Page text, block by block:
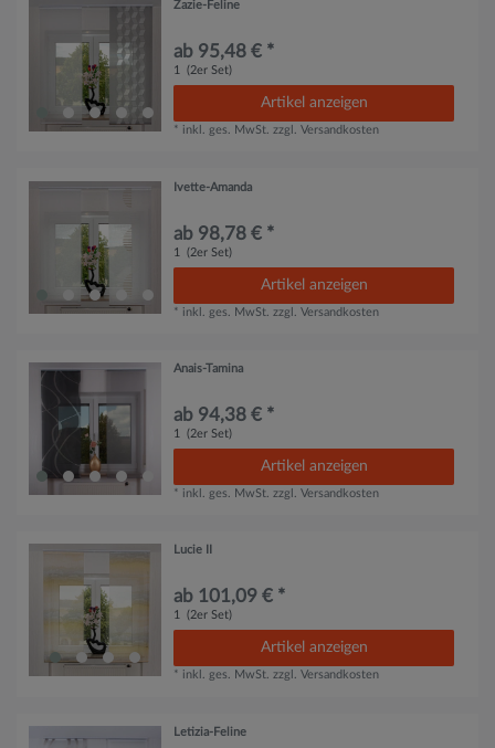
Zazie-Feline
ab 95,48 € *
1 (2er Set)
Artikel anzeigen
* inkl. ges. MwSt. zzgl.Versandkosten
Ivette-Amanda
ab 98,78 € *
1 (2er Set)
Artikel anzeigen
* inkl. ges. MwSt. zzgl.Versandkosten
Anais-Tamina
ab 94,38 € *
1 (2er Set)
Artikel anzeigen
* inkl. ges. MwSt. zzgl.Versandkosten
Lucie II
ab 101,09 € *
1 (2er Set)
Artikel anzeigen
* inkl. ges. MwSt. zzgl.Versandkosten
Letizia-Feline